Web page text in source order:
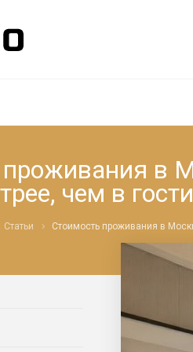
в
чем в
Статьи Стоимость проживания в